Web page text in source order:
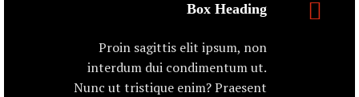
Box Heading
Proin sagittis elit ipsum, non
interdum dui condimentum ut.
Nunc ut tristique enim? Praesent